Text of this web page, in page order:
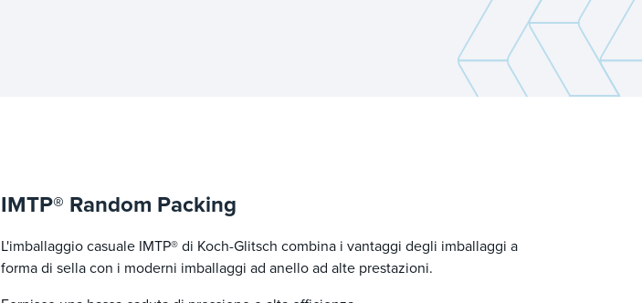
IMTP® Random Packing
L'imballaggio casuale IMTP® di Koch-Glitsch combina i vantaggi degli imballaggi a
forma di sella con i moderni imballaggi ad anello ad alte prestazioni.